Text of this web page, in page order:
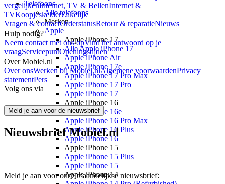
Telefoons
Alle telefoons
Merken
Apple
Apple iPhone 17
Alle Apple iPhone 17
Apple iPhone Air
Apple iPhone 17e
Apple iPhone 17 Pro Max
Apple iPhone 17 Pro
Apple iPhone 17
Apple iPhone 16
Apple iPhone 16e
Apple iPhone 16 Pro Max
Apple iPhone 16 Plus
Apple iPhone 16
Apple iPhone 15
Apple iPhone 15 Plus
Apple iPhone 15
Apple iPhone 14
vergelijkenInternet, TV & BellenInternet &
TVKoopjeskelderZakelijk
Vragen & contactOrderstatusRetour & reparatieNieuws
Hulp nodig?
Neem contact met ons opVind het antwoord op je
vraagServicepuntOpeningstijden
Over Mobiel.nl
Over onsWerken bij Mobiel.nlAlgemene voorwaardenPrivacy
statementPers
Volg ons via
Meld je aan voor de nieuwsbrief
Nieuwsbrief Mobiel.nl
Meld je aan voor onze maandelijkse nieuwsbrief: